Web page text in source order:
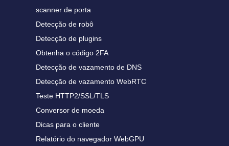
scanner de porta
Detecção de robô
Detecção de plugins
Obtenha o código 2FA
Detecção de vazamento de DNS
Detecção de vazamento WebRTC
Teste HTTP2/SSL/TLS
Conversor de moeda
Dicas para o cliente
Relatório do navegador WebGPU